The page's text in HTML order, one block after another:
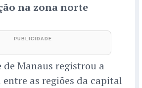
na zona norte
Manaus registrou a
as regiões da capital